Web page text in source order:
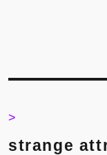
>
>
strange